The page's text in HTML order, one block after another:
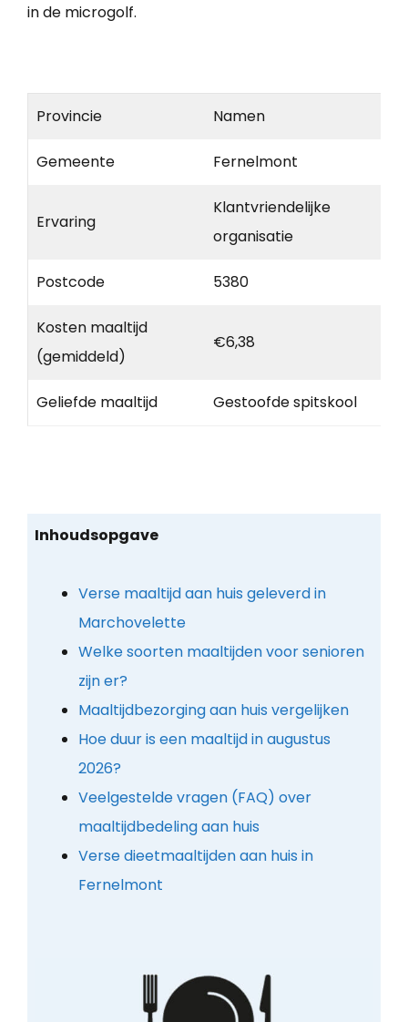
in de microgolf.
Provincie Namen
Gemeente Fernelmont
Ervaring
Klantvriendelijke
organisatie
Postcode 5380
Kosten maaltijd
(gemiddeld)
€6,38
Geliefde maaltijd Gestoofde spitskool
Inhoudsopgave
Verse maaltijd aan huis geleverd in
Marchovelette
Welke soorten maaltijden voor senioren
zijn er?
Maaltijdbezorging aan huis vergelijken
Hoe duur is een maaltijd in augustus
2026?
Veelgestelde vragen (FAQ) over
maaltijdbedeling aan huis
Verse dieetmaaltijden aan huis in
Fernelmont